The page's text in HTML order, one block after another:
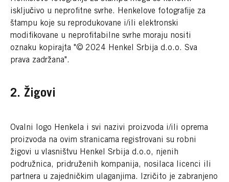
isključivo u neprofitne svrhe. Henkelove fotografije za
štampu koje su reprodukovane i/ili elektronski
modifikovane u neprofitabilne svrhe moraju nositi
oznaku kopirajta "© 2024 Henkel Srbija d.o.o. Sva
prava zadržana".
2. Žigovi
Ovalni logo Henkela i svi nazivi proizvoda i/ili oprema
proizvoda na ovim stranicama registrovani su robni
žigovi u vlasništvu Henkel Srbija d.o.o, njenih
podružnica, pridruženih kompanija, nosilaca licenci ili
partnera u zajedničkim ulaganjima. Izričito je zabranjeno